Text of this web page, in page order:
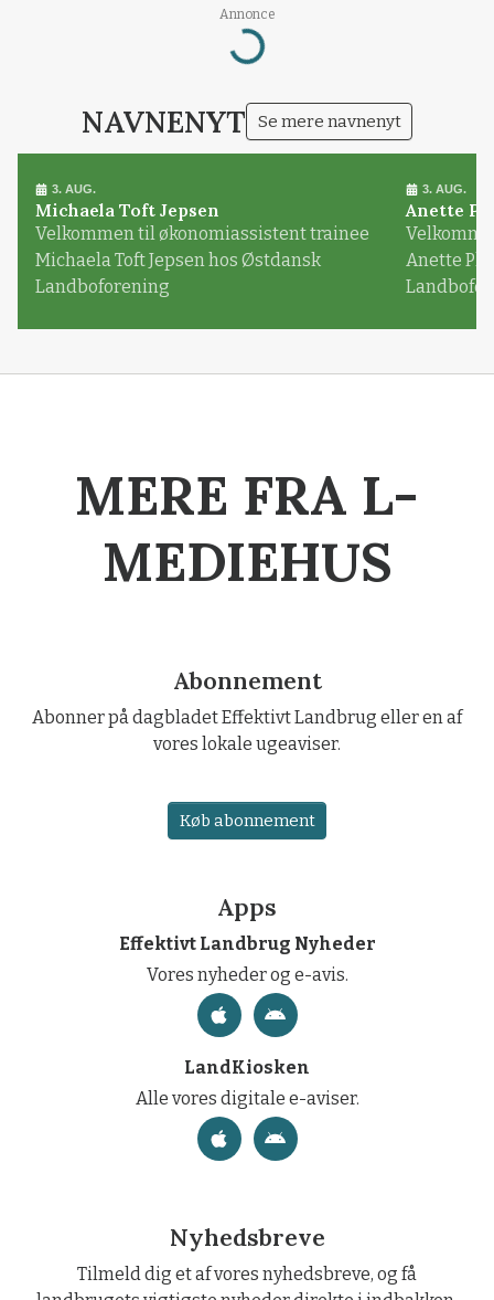
Annonce
Loading...
NAVNENYT Se mere navnenyt
3. AUG.
Michaela Toft Jepsen
Velkommen til økonomiassistent trainee
Michaela Toft Jepsen hos Østdansk
Landboforening
3. AUG.
Anette
Anette
MERE FRA L-
MEDIEHUS
Abonnement
Abonner på dagbladet Effektivt Landbrug eller en af
vores lokale ugeaviser.
Køb abonnement
Apps
Effektivt Landbrug Nyheder
Vores nyheder og e-avis.
LandKiosken
Alle vores digitale e-aviser.
Nyhedsbreve
Tilmeld dig et af vores nyhedsbreve, og få